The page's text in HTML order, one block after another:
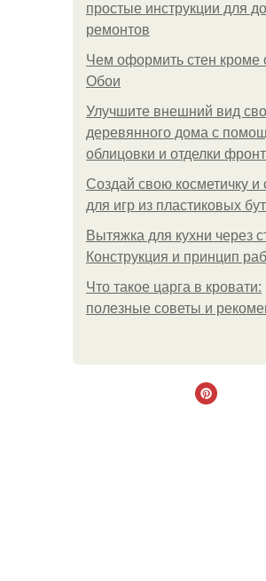
простые инструкции для
ремонтов
Чем оформить стен кроме
Обои
Улучшите внешний вид
деревянного дома с
облицовки и отделки
Создай свою косметичку и
для игр из пластиковых
Вытяжка для кухни через
Конструкция и принцип
Что такое царга в кровати:
полезные советы и